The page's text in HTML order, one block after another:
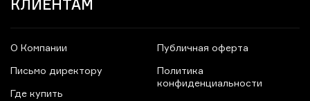
КЛИЕНТАМ
О Компании
Письмо директору
Где купить
Публичная оферта
Политика
конфиденциальности